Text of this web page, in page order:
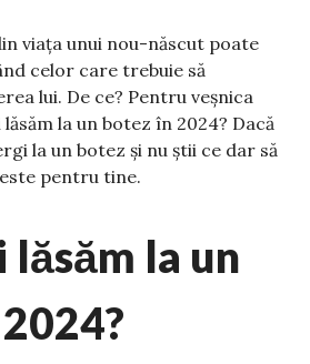
viața unui nou-născut poate
celor care trebuie să
lui. De ce? Pentru veșnica
lăsăm la un botez în 2024? Dacă
la un botez și nu știi ce dar să
pentru tine.
lăsăm la un